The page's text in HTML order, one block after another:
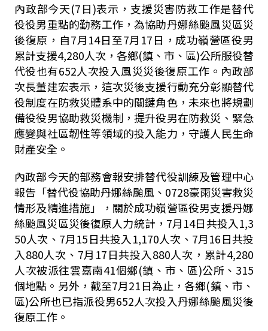
內政部今天(7日)表示，支援災害防救工作是替代
役役男重點的勤務工作，為協助丹娜絲颱風災區災
後復原，自7月14日至7月17日，成功嶺營區役男
累計支援4,280人次，各鄉(鎮、市、區)公所服役替
代役也有652人次投入風災災後復原工作。內政部
次長董建宏表示，這次災後支援行動充分彰顯替代
役制度在防救災體系中的關鍵角色，未來也將規劃
備役役男協助救災機制，提升役男在防救災、緊急
應變與社區韌性等領域的投入能力，守護人民生命
財產安全。
內政部今天的部務會報安排替代役訓練及管理中心
報告「替代役協助丹娜絲颱風、0728豪雨災害救災
情形及精進措施」，關於成功嶺營區役男支援丹娜
絲颱風災區災後復原人力統計，7月14日共投入1,3
50人次、7月15日共投入1,170人次、7月16日共投
入880人次、7月17日共投入880人次，累計4,280
人次被派往雲嘉南41個鄉(鎮、市、區)公所、315
個地點。另外，截至7月21日為止，各鄉(鎮、市、
區)公所也已指派役男652人次投入丹娜絲颱風災後
復原工作。